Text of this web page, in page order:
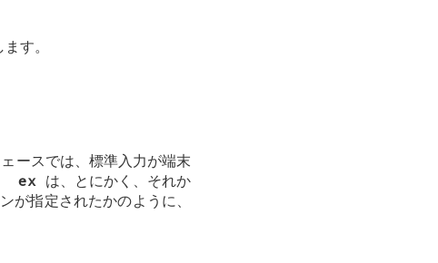
す。
ースでは、標準入力が端末
ex は、とにかく、それか
が指定されたかのように、